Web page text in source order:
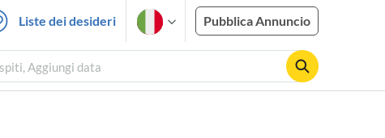
Liste dei desideri Pubblica Annuncio
Aggiungi data